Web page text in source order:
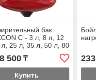
бак
C - 3 л, 8 л, 12
л, 25 л, 35 л, 50 л, 80
500₸
Купить